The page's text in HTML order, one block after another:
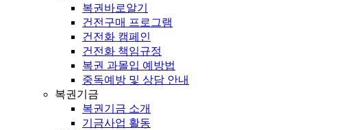
복권바로알기
건전구매 프로그램
건전화 캠페인
건전화 책임규정
복권 과몰입 예방법
중독예방 및 상담 안내
복권기금
복권기금 소개
기금사업 활동